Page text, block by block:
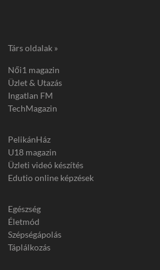
Társ oldalak »
Női1 magazin
Üzlet & Utazás
Ingatlan FM
TechMagazin
PelikánHáz
U18 magazin
Üzleti videó készítés
Edutio online képzések
Egészség
Életmód
Szépségápolás
Táplálkozás